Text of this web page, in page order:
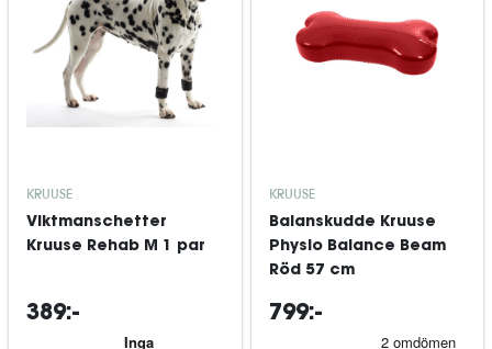
KRUUSE
Viktmanschetter
Kruuse Rehab M 1 par
389:-
KRUUSE
Balanskudde Kruuse
Physio Balance Beam
Röd 57 cm
799:-